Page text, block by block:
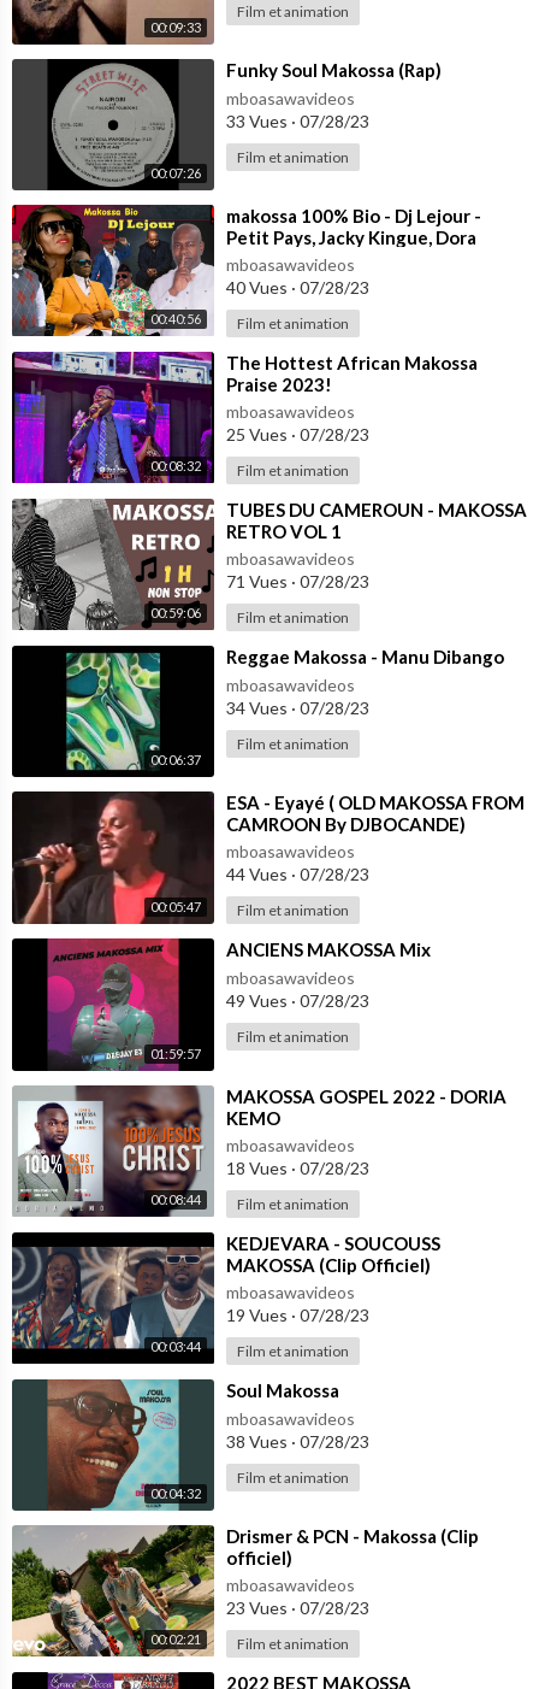
00:09:33
Film et animation
00:07:26
⁣Funky Soul Makossa (Rap)
mboasawavideos
33 Vues · 07/28/23
Film et animation
00:40:56
⁣makossa 100% Bio - Dj Lejour -
Petit Pays, Jacky Kingue, Dora
Decca, Longue Longue, Sergeo Polo
etc.
mboasawavideos
40 Vues · 07/28/23
Film et animation
00:08:32
⁣The Hottest African Makossa
Praise 2023!
mboasawavideos
25 Vues · 07/28/23
Film et animation
00:59:06
⁣TUBES DU CAMEROUN - MAKOSSA
RETRO VOL 1
mboasawavideos
71 Vues · 07/28/23
Film et animation
00:06:37
⁣Reggae Makossa - Manu Dibango
mboasawavideos
34 Vues · 07/28/23
Film et animation
00:05:47
⁣ESA - Eyayé ( OLD MAKOSSA FROM
CAMROON By DJBOCANDE)
mboasawavideos
44 Vues · 07/28/23
Film et animation
01:59:57
⁣ANCIENS MAKOSSA Mix
mboasawavideos
49 Vues · 07/28/23
Film et animation
00:08:44
⁣MAKOSSA GOSPEL 2022 - DORIA
KEMO
mboasawavideos
18 Vues · 07/28/23
Film et animation
00:03:44
⁣KEDJEVARA - SOUCOUSS
MAKOSSA (Clip Officiel)
mboasawavideos
19 Vues · 07/28/23
Film et animation
00:04:32
⁣Soul Makossa
mboasawavideos
38 Vues · 07/28/23
Film et animation
00:02:21
⁣Drismer & PCN - Makossa (Clip
officiel)
mboasawavideos
23 Vues · 07/28/23
Film et animation
⁣2022 BEST MAKOSSA